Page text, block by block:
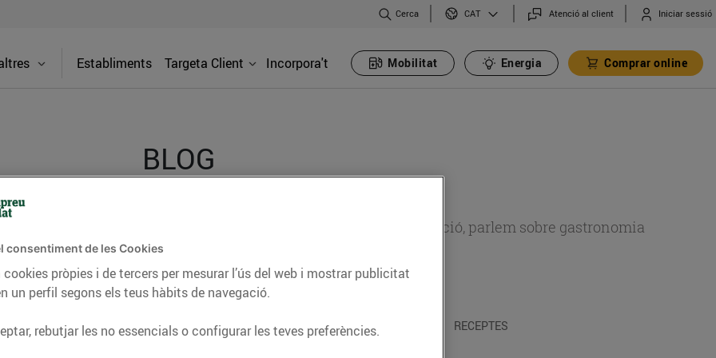
Cerca CAT Atenció al client Iniciar sessió
Establiments Targeta Client Incorpora't Mobilitat Energia Comprar online
BLOG
consells nutricionals, informació d’actualitat sobre alimentació, parlem sobre gastronomia
del nostre territori i molts altres temes.
CONSELLS I HÀBITS SALUDABLES ENERGIA GASTRONOMIA I TRADICIONS RECEPTES
consentiment de les Cookies
pròpies i de tercers per mesurar l’ús del web i mostrar publicitat
un perfil segons els teus hàbits de navegació.
rebutjar les no essencials o configurar les teves preferències.